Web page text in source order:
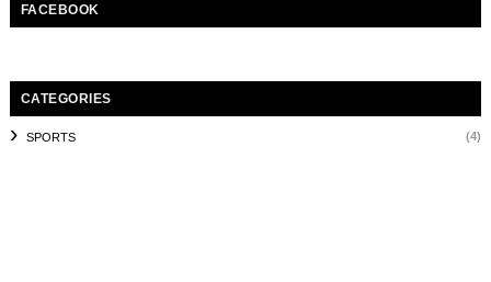
FACEBOOK
CATEGORIES
SPORTS (4)